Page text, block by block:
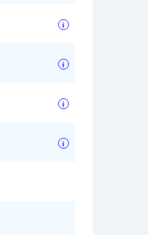
i
i
i
i